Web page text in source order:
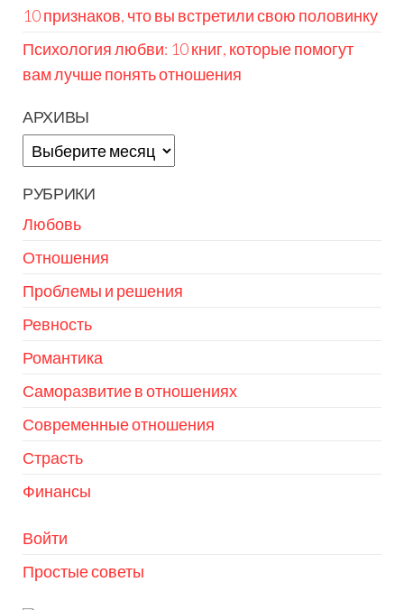
10 признаков, что вы встретили свою половинку
Психология любви: 10 книг, которые помогут
вам лучше понять отношения
АРХИВЫ
Архивы
РУБРИКИ
Любовь
Отношения
Проблемы и решения
Ревность
Романтика
Саморазвитие в отношениях
Современные отношения
Страсть
Финансы
Войти
Простые советы